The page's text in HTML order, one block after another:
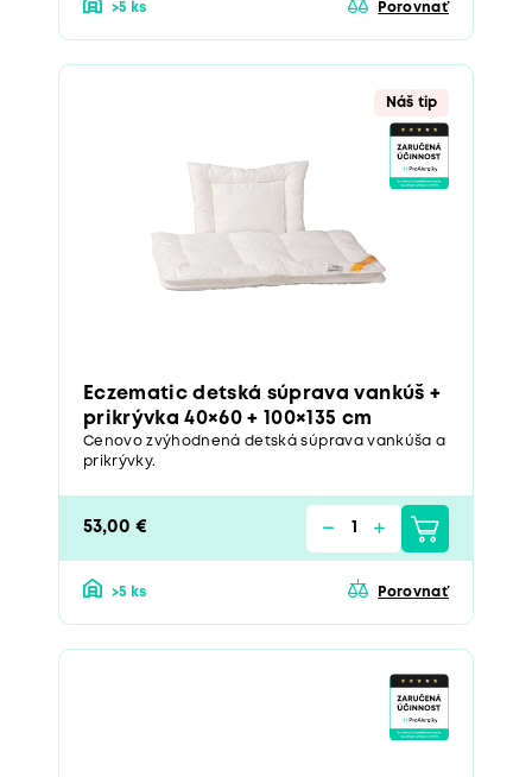
>5 ks Porovnať
Náš tip
Eczematic detská súprava vankúš +
prikrývka 40×60 + 100×135 cm
Cenovo zvýhodnená detská súprava vankúša a
prikrývky.
53,00 €
>5 ks Porovnať